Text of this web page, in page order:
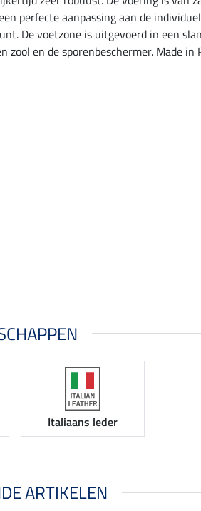
perfecte aanpassing aan de
De voetzone is uitgevoerd in een
en de sporenbeschermer. Made in
Italiaans leder
ARTIKELEN